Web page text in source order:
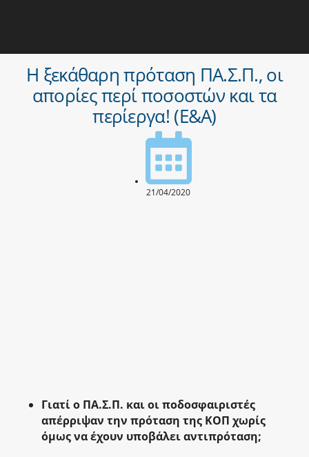
Η ξεκάθαρη πρόταση ΠΑ.Σ.Π., οι
απορίες περί ποσοστών και τα
περίεργα! (Ε&Α)
21/04/2020
Γιατί ο ΠΑ.Σ.Π. και οι ποδοσφαιριστές
απέρριψαν την πρόταση της ΚΟΠ χωρίς
όμως να έχουν υποβάλει αντιπρόταση;